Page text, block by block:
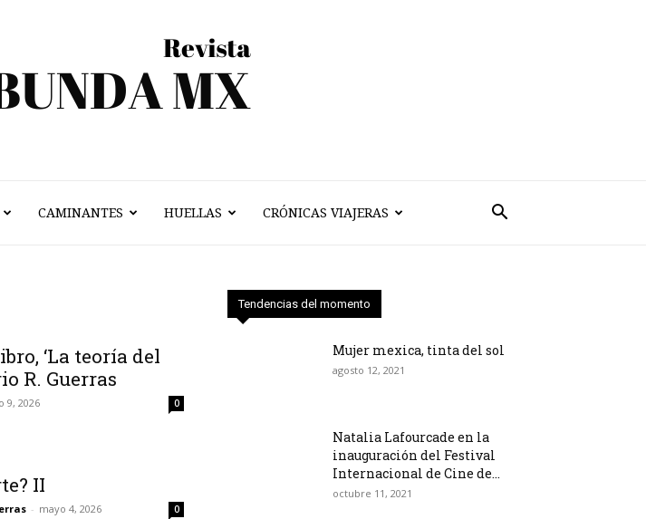
Vagabunda
CAMINANTES HUELLAS CRÓNICAS VIAJERAS
‘La teoría del
R. Guerras
9, 2026 0
II
- mayo 4, 2026 0
Tendencias del momento
Mujer mexica, tinta del sol
agosto 12, 2021
Natalia Lafourcade en la
inauguración del Festival
Internacional de Cine de...
octubre 11, 2021